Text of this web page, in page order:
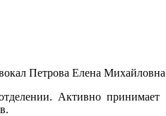
Петрова Елена
Активно принимает